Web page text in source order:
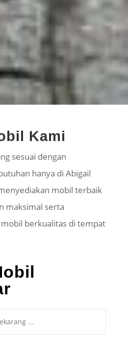
Kami
sesuai dengan
hanya di Abigail
mobil terbaik
maksimal serta
berkualitas di tempat